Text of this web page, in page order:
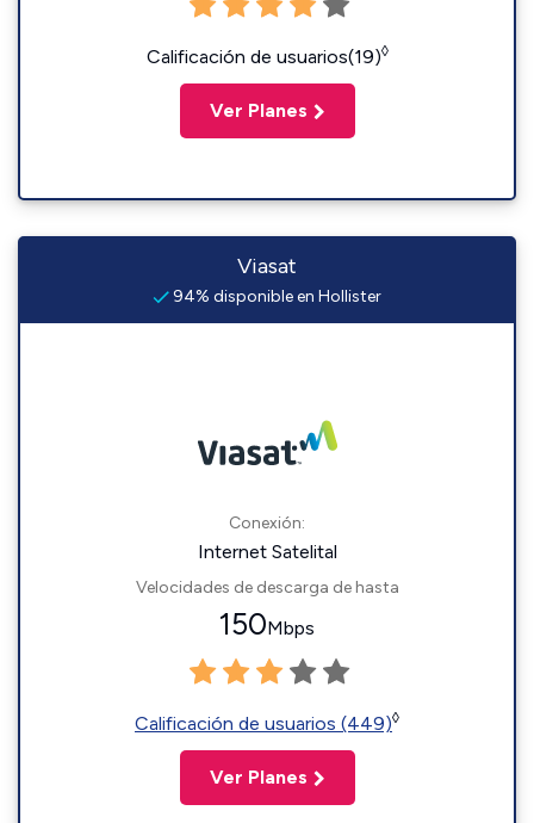
Calificación de usuarios(19)◊
Ver Planes
Viasat
94% disponible en Hollister
Conexión:
Internet Satelital
Velocidades de descarga de hasta
150Mbps
Calificación de usuarios (449)◊
Ver Planes